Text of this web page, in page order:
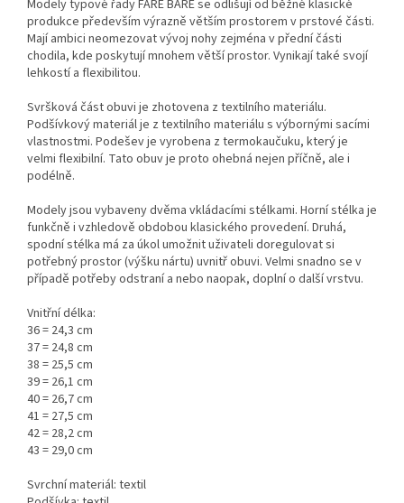
Modely typové řady FARE BARE se odlišují od běžné klasické
produkce především výrazně větším prostorem v prstové části.
Mají ambici neomezovat vývoj nohy zejména v přední části
chodila, kde poskytují mnohem větší prostor. Vynikají také svojí
lehkostí a flexibilitou.
Svršková část obuvi je zhotovena z textilního materiálu.
Podšívkový materiál je z textilního materiálu s výbornými sacími
vlastnostmi. Podešev je vyrobena z termokaučuku, který je
velmi flexibilní. Tato obuv je proto ohebná nejen příčně, ale i
podélně.
Modely jsou vybaveny dvěma vkládacími stélkami. Horní stélka je
funkčně i vzhledově obdobou klasického provedení. Druhá,
spodní stélka má za úkol umožnit uživateli doregulovat si
potřebný prostor (výšku nártu) uvnitř obuvi. Velmi snadno se v
případě potřeby odstraní a nebo naopak, doplní o další vrstvu.
Vnitřní délka:
36 = 24,3 cm
37 = 24,8 cm
38 = 25,5 cm
39 = 26,1 cm
40 = 26,7 cm
41 = 27,5 cm
42 = 28,2 cm
43 = 29,0 cm
Svrchní materiál: textil